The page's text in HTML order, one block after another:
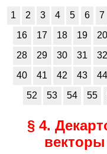
1 2 3 4 5 6 7
16
17 18 19 20
28
29 30 31 32
40
41 42 43 44
52
53 54 55
§ 4.